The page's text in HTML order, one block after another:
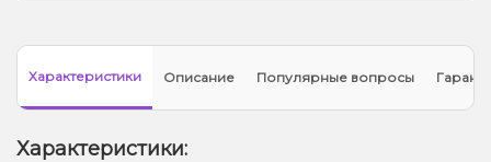
Характеристики Описание Популярные вопросы
Характеристики: